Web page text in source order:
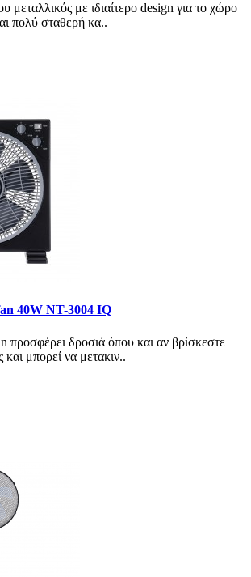
μεταλλικός με ιδιαίτερο design για το χώρο
πολύ σταθερή κα..
40W NT-3004 IQ
προσφέρει δροσιά όπου και αν βρίσκεστε
μπορεί να μετακιν..